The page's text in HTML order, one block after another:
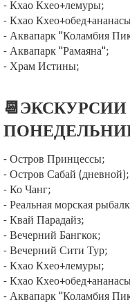
- Кхао Кхео+лемуры;
- Кхао
- Аквапарк "Коламбия
- Аквапарк "Рамаяна";
- Храм Истины;
📆ЭКСКУРСИИ
- Остров Принцессы;
- Остров Сабай (дневной);
- Ко Чанг;
- Реальная морская
- Квай Парадайз;
- Вечерний Бангкок;
- Вечерний Сити Тур;
- Кхао Кхео+лемуры;
- Кхао
- Аквапарк "Коламбия